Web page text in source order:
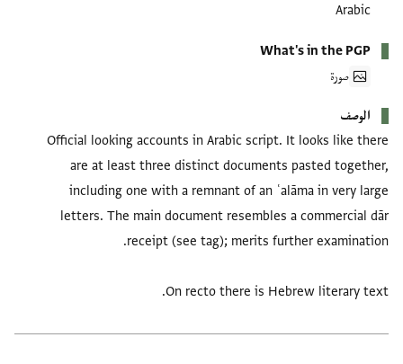
Arabic
What's in the PGP
صورة
الوصف
Official looking accounts in Arabic script. It looks like there
are at least three distinct documents pasted together,
including one with a remnant of an ʿalāma in very large
letters. The main document resembles a commercial dār
On recto there is Hebrew literary text.